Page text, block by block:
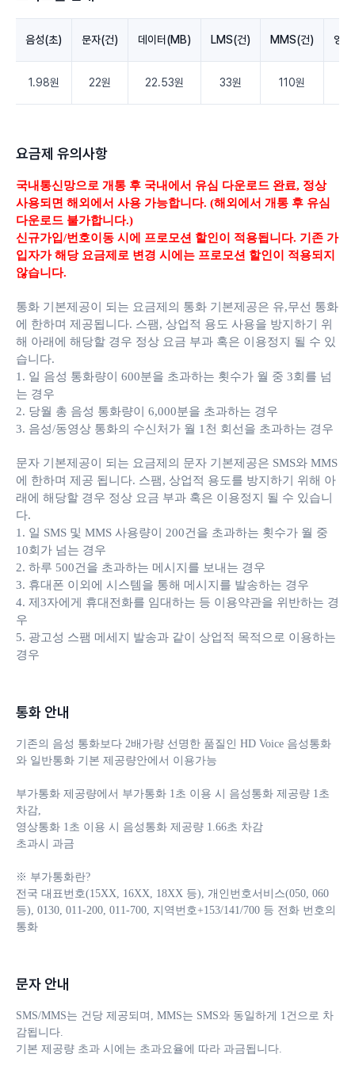
음성(초) 문자(건) 데이터(MB) LMS(건) MMS(건) 영
1.98원 22원 22.53원 33원 110원
요금제 유의사항
국내통신망으로 개통 후 국내에서 유심 다운로드 완료, 정상
사용되면 해외에서 사용 가능합니다. (해외에서 개통 후 유심
다운로드 불가합니다.)
신규가입/번호이동 시에 프로모션 할인이 적용됩니다. 기존 가
입자가 해당 요금제로 변경 시에는 프로모션 할인이 적용되지
않습니다.
통화 기본제공이 되는 요금제의 통화 기본제공은 유,무선 통화
에 한하며 제공됩니다. 스팸, 상업적 용도 사용을 방지하기 위
해 아래에 해당할 경우 정상 요금 부과 혹은 이용정지 될 수 있
습니다.
1. 일 음성 통화량이 600분을 초과하는 횟수가 월 중 3회를 넘
는 경우
2. 당월 총 음성 통화량이 6,000분을 초과하는 경우
3. 음성/동영상 통화의 수신처가 월 1천 회선을 초과하는 경우
문자 기본제공이 되는 요금제의 문자 기본제공은 SMS와 MMS
에 한하며 제공 됩니다. 스팸, 상업적 용도를 방지하기 위해 아
래에 해당할 경우 정상 요금 부과 혹은 이용정지 될 수 있습니
다.
1. 일 SMS 및 MMS 사용량이 200건을 초과하는 횟수가 월 중
10회가 넘는 경우
2. 하루 500건을 초과하는 메시지를 보내는 경우
3. 휴대폰 이외에 시스템을 통해 메시지를 발송하는 경우
4. 제3자에게 휴대전화를 임대하는 등 이용약관을 위반하는 경
우
5. 광고성 스팸 메세지 발송과 같이 상업적 목적으로 이용하는
경우
통화 안내
기존의 음성 통화보다 2배가량 선명한 품질인 HD Voice 음성통화
와 일반통화 기본 제공량안에서 이용가능
부가통화 제공량에서 부가통화 1초 이용 시 음성통화 제공량 1초
차감,
영상통화 1초 이용 시 음성통화 제공량 1.66초 차감
초과시 과금
※ 부가통화란?
전국 대표번호(15XX, 16XX, 18XX 등), 개인번호서비스(050, 060
등), 0130, 011-200, 011-700, 지역번호+153/141/700 등 전화 번호의
통화
문자 안내
SMS/MMS는 건당 제공되며, MMS는 SMS와 동일하게 1건으로 차
감됩니다.
기본 제공량 초과 시에는 초과요율에 따라 과금됩니다.